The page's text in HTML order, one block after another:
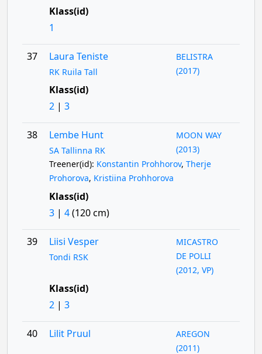
Klass(id)
1
37 Laura Teniste
RK Ruila Tall
BELISTRA
(2017)
Klass(id)
2| 3
38 Lembe Hunt
SA Tallinna RK
MOON WAY
(2013)
Treener(id): Konstantin Prohhorov, Therje
Prohorova, Kristiina Prohhorova
Klass(id)
3| 4(120 cm)
39 Liisi Vesper
Tondi RSK
MICASTRO
DE POLLI
(2012, VP)
Klass(id)
2| 3
40 Lilit Pruul
AREGON
(2011)